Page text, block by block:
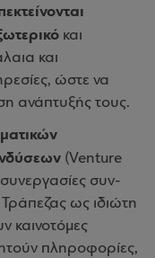
και
και
ώστε να
ανάπτυξής τους.
(Venture
συν-
ως ιδιώτη
καινοτόμες
πληροφορίες,